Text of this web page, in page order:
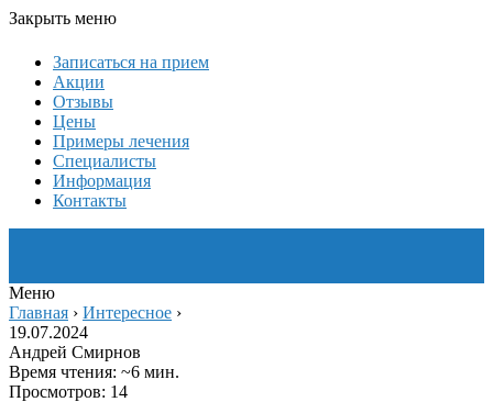
Закрыть меню
Записаться на прием
Акции
Отзывы
Цены
Примеры лечения
Специалисты
Информация
Контакты
Меню
Главная › Интересное ›
19.07.2024
Андрей Смирнов
Время чтения: ~6 мин.
Просмотров: 14